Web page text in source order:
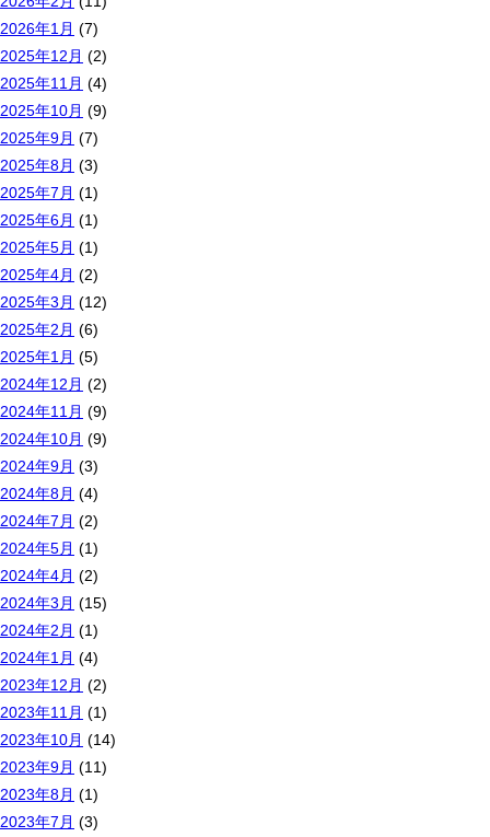
2026年1月 (7)
2025年12月 (2)
2025年11月 (4)
2025年10月 (9)
2025年9月 (7)
2025年8月 (3)
2025年7月 (1)
2025年6月 (1)
2025年5月 (1)
2025年4月 (2)
2025年3月 (12)
2025年2月 (6)
2025年1月 (5)
2024年12月 (2)
2024年11月 (9)
2024年10月 (9)
2024年9月 (3)
2024年8月 (4)
2024年7月 (2)
2024年5月 (1)
2024年4月 (2)
2024年3月 (15)
2024年2月 (1)
2024年1月 (4)
2023年12月 (2)
2023年11月 (1)
2023年10月 (14)
2023年9月 (11)
2023年8月 (1)
2023年7月 (3)